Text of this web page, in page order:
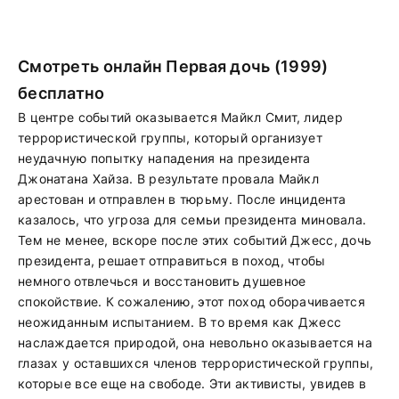
Смотреть онлайн Первая дочь (1999)
бесплатно
В центре событий оказывается Майкл Смит, лидер
террористической группы, который организует
неудачную попытку нападения на президента
Джонатана Хайза. В результате провала Майкл
арестован и отправлен в тюрьму. После инцидента
казалось, что угроза для семьи президента миновала.
Тем не менее, вскоре после этих событий Джесс, дочь
президента, решает отправиться в поход, чтобы
немного отвлечься и восстановить душевное
спокойствие. К сожалению, этот поход оборачивается
неожиданным испытанием. В то время как Джесс
наслаждается природой, она невольно оказывается на
глазах у оставшихся членов террористической группы,
которые все еще на свободе. Эти активисты, увидев в